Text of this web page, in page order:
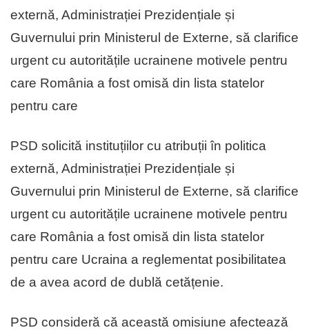
externă, Administrației Prezidențiale și
Guvernului prin Ministerul de Externe, să clarifice
urgent cu autoritățile ucrainene motivele pentru
care România a fost omisă din lista statelor
pentru care
PSD solicită instituțiilor cu atribuții în politica
externă, Administrației Prezidențiale și
Guvernului prin Ministerul de Externe, să clarifice
urgent cu autoritățile ucrainene motivele pentru
care România a fost omisă din lista statelor
pentru care Ucraina a reglementat posibilitatea
de a avea acord de dublă cetățenie.
PSD consideră că această omisiune afectează